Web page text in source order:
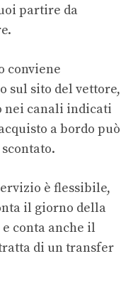
partire da
conviene
sul sito del vettore,
nei canali indicati
a bordo può
è flessibile,
il giorno della
conta anche il
di un transfer